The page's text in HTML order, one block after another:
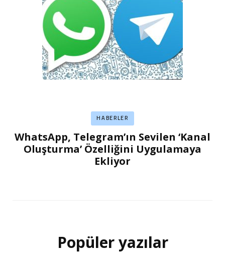
HABERLER
WhatsApp, Telegram’ın Sevilen ‘Kanal
Oluşturma’ Özelliğini Uygulamaya
Ekliyor
Popüler yazılar